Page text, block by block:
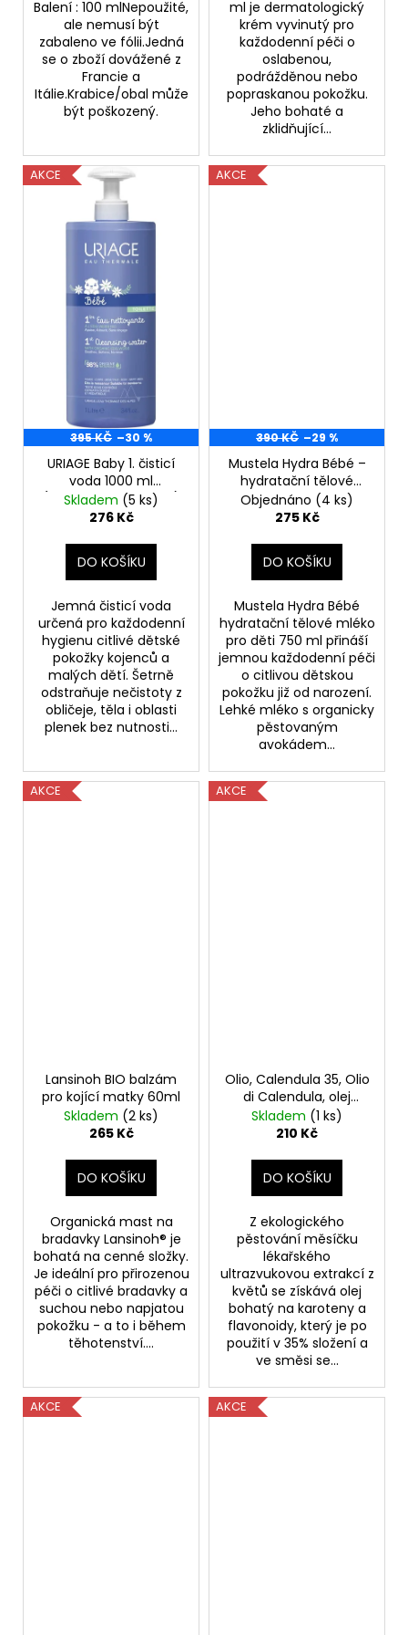
Balení : 100 mlNepoužité,
ale nemusí být
zabaleno ve fólii.Jedná
se o zboží dovážené z
Francie a
Itálie.Krabice/obal může
být poškozený.
ml je dermatologický
krém vyvinutý pro
každodenní péči o
oslabenou,
podrážděnou nebo
popraskanou pokožku.
Jeho bohaté a
zklidňující...
AKCE
395 KČ –30 %
URIAGE Baby 1. čisticí
voda 1000 ml
(poškozený aplikátor)
Skladem (5 ks)
276 Kč
DO KOŠÍKU
Jemná čisticí voda
určená pro každodenní
hygienu citlivé dětské
pokožky kojenců a
malých dětí. Šetrně
odstraňuje nečistoty z
obličeje, těla i oblasti
plenek bez nutnosti...
AKCE
390 KČ –29 %
Mustela Hydra Bébé –
hydratační tělové
mléko pro děti, 750 ml
(poškozený aplikátor)
Objednáno (4 ks)
275 Kč
DO KOŠÍKU
Mustela Hydra Bébé
hydratační tělové mléko
pro děti 750 ml přináší
jemnou každodenní péči
o citlivou dětskou
pokožku již od narození.
Lehké mléko s organicky
pěstovaným
avokádem...
AKCE
Lansinoh BIO balzám
pro kojící matky 60ml
Skladem (2 ks)
265 Kč
DO KOŠÍKU
Organická mast na
bradavky Lansinoh® je
bohatá na cenné složky.
Je ideální pro přirozenou
péči o citlivé bradavky a
suchou nebo napjatou
pokožku - a to i během
těhotenství....
AKCE
Olio, Calendula 35, Olio
di Calendula, olej
ideální na těhotenské
strie, 150 ml
Skladem (1 ks)
210 Kč
DO KOŠÍKU
Z ekologického
pěstování měsíčku
lékařského
ultrazvukovou extrakcí z
květů se získává olej
bohatý na karoteny a
flavonoidy, který je po
použití v 35% složení a
ve směsi se...
AKCE AKCE
104
Původně:
379